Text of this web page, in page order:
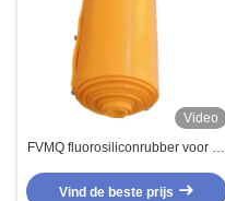
Video
FVMQ fluorosiliconrubber voor O-
oliebestendige
Vind de beste prijs